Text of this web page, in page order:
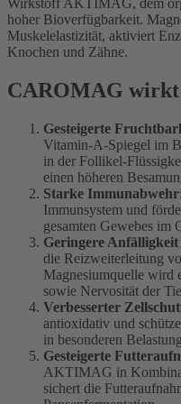
Wirkstoff AKTIMAG, dem
hoher Bioverfügbarkeit.
Muskelelastizität, aktiviert
Knochen und Zähne.
CAROMAG wirkt
Gesteigerte
Vitamin-A-Spiegel im
in der Follikel-
einen höheren
Starke
Immunsystem und
gesamten Gewebes im
Geringere Anfälligkeit
die Reizweiterleitung
Magnesiumquelle wird
sowie Nervosität der
Verbesserter
antioxidativ und
in besonderen
Gesteigerte
AKTIMAG in
sichert die